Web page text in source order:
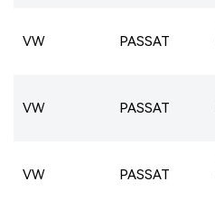
VW PASSAT
VW PASSAT
VW PASSAT